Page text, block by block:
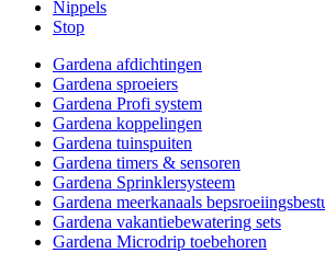
Nippels
Stop
Gardena afdichtingen
Gardena sproeiers
Gardena Profi system
Gardena koppelingen
Gardena tuinspuiten
Gardena timers & sensoren
Gardena Sprinklersysteem
Gardena meerkanaals
Gardena vakantiebewatering sets
Gardena Microdrip toebehoren